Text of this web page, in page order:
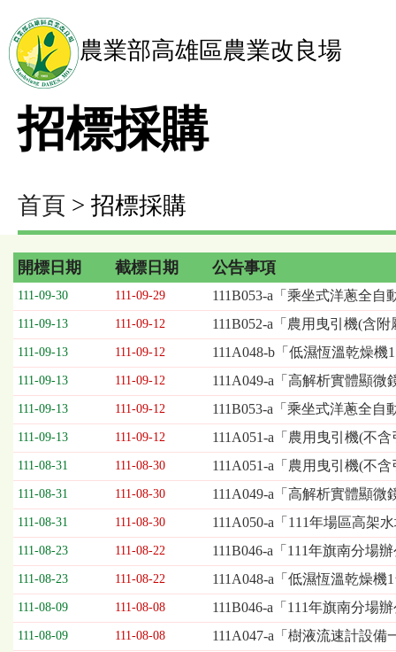
農業部高雄區農業改良場
招標採購
首頁 > 招標採購
招
標
採
購
列
表，
欄
位
依
序
開
標
期、
截
標
日
期、
公
開標日期 截標日期 公告事項
111-09-30 111-09-29 111B053-a「乘坐式洋蔥全
111-09-13 111-09-12 111B052-a「農用曳引機(含
111-09-13 111-09-12 111A048-b「低濕恆溫乾燥機
111-09-13 111-09-12 111A049-a「高解析實體顯微
111-09-13 111-09-12 111B053-a「乘坐式洋蔥全
111-09-13 111-09-12 111A051-a「農用曳引機(不
111-08-31 111-08-30 111A051-a「農用曳引機(不
111-08-31 111-08-30 111A049-a「高解析實體顯微
111-08-31 111-08-30 111A050-a「111年場區高架
111-08-23 111-08-22 111B046-a「111年旗南分場
111-08-23 111-08-22 111A048-a「低濕恆溫乾燥機
111-08-09 111-08-08 111B046-a「111年旗南分場
111-08-09 111-08-08 111A047-a「樹液流速計設備